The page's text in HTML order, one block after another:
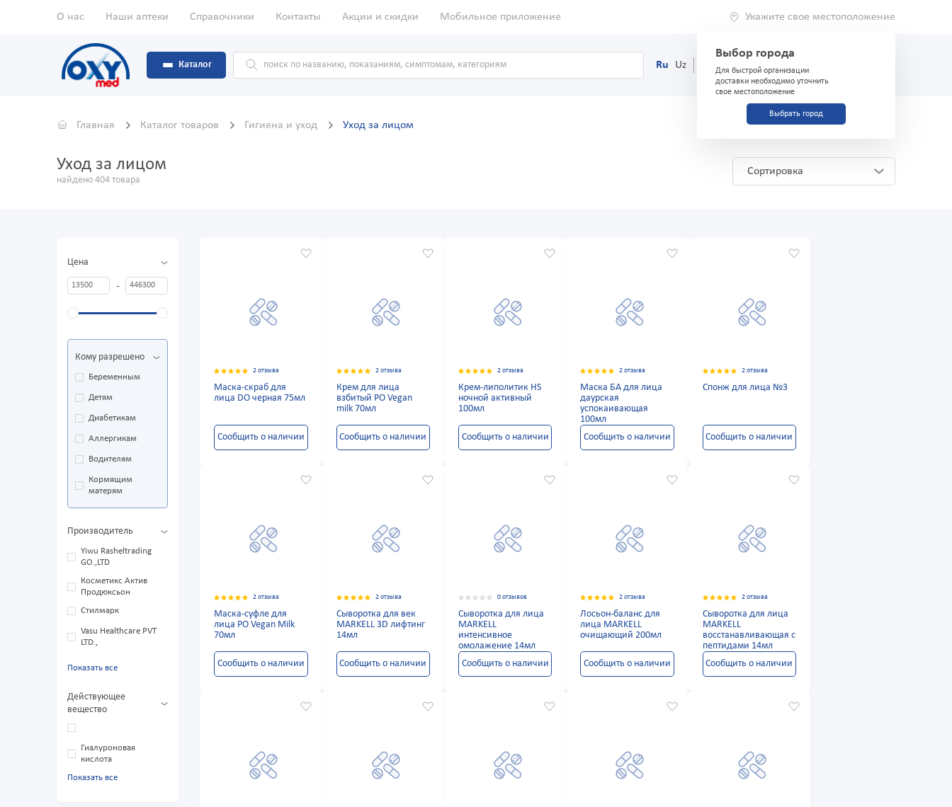
О нас Наши аптеки Справочники Контакты Акции и скидки Мобильное приложение Укажите свое местоположение
Выбор города
Для быстрой организации
доставки необходимо уточнить
свое местоположение
Выбрать город
Каталог Ru Uz (71) 200-03-03
Главная Каталог товаров Гигиена и уход Уход за лицом
Уход за лицом
найдено 404 товара
Сортировка
Цена
-
Кому разрешено
Беременным
Детям
Диабетикам
Аллергикам
Водителям
Кормящим
матерям
Производитель
Yiwu Rasheltrading
GO.,LTD
Косметикс Актив
Продюксьон
Стилмарк
Vasu Healthcare PVT
LTD.,
Показать все
Действующее
вещество
Гиалуроновая
кислота
Показать все
2 отзыва
Маска-скраб для
лица DO черная 75мл
Сообщить о наличии
2 отзыва
Крем для лица
взбитый РО Vegan
milk 70мл
Сообщить о наличии
2 отзыва
Крем-липолитик HS
ночной активный
100мл
Сообщить о наличии
2 отзыва
Маска БА для лица
даурская
успокаивающая
100мл
Сообщить о наличии
2 отзыва
Спонж для лица №3
Сообщить о наличии
2 отзыва
Маска-суфле для
лица PO Vegan Milk
70мл
Сообщить о наличии
2 отзыва
Сыворотка для век
MARKELL 3D лифтинг
14мл
Сообщить о наличии
0 отзывов
Сыворотка для лица
MARKELL
интенсивное
омолажение 14мл
Сообщить о наличии
2 отзыва
Лосьон-баланс для
лица MARKELL
очищающий 200мл
Сообщить о наличии
2 отзыва
Сыворотка для лица
MARKELL
восстанавливающая с
пептидами 14мл
Сообщить о наличии